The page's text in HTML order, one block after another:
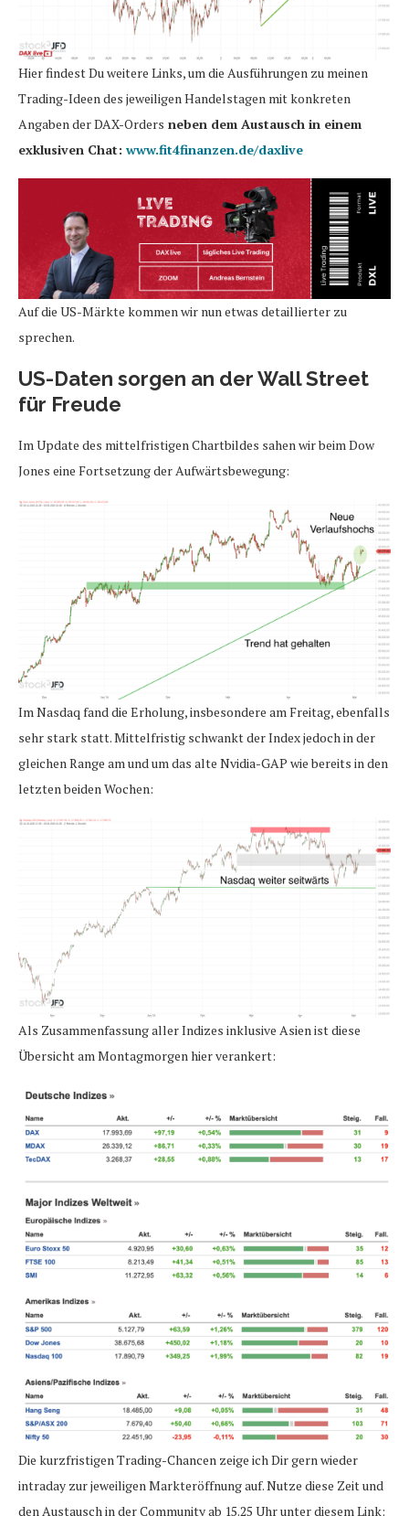
Hier findest Du weitere Links, um die Ausführungen zu meinen
Trading-Ideen des jeweiligen Handelstagen mit konkreten
Angaben der DAX-Orders neben dem Austausch in einem
exklusiven Chat: www.fit4finanzen.de/daxlive
Auf die US-Märkte kommen wir nun etwas detaillierter zu
sprechen.
US-Daten sorgen an der Wall Street
für Freude
Im Update des mittelfristigen Chartbildes sahen wir beim Dow
Jones eine Fortsetzung der Aufwärtsbewegung:
Im Nasdaq fand die Erholung, insbesondere am Freitag, ebenfalls
sehr stark statt. Mittelfristig schwankt der Index jedoch in der
gleichen Range am und um das alte Nvidia-GAP wie bereits in den
letzten beiden Wochen:
Als Zusammenfassung aller Indizes inklusive Asien ist diese
Übersicht am Montagmorgen hier verankert:
Die kurzfristigen Trading-Chancen zeige ich Dir gern wieder
intraday zur jeweiligen Markteröffnung auf. Nutze diese Zeit und
den Austausch in der Community ab 15.25 Uhr unter diesem Link: